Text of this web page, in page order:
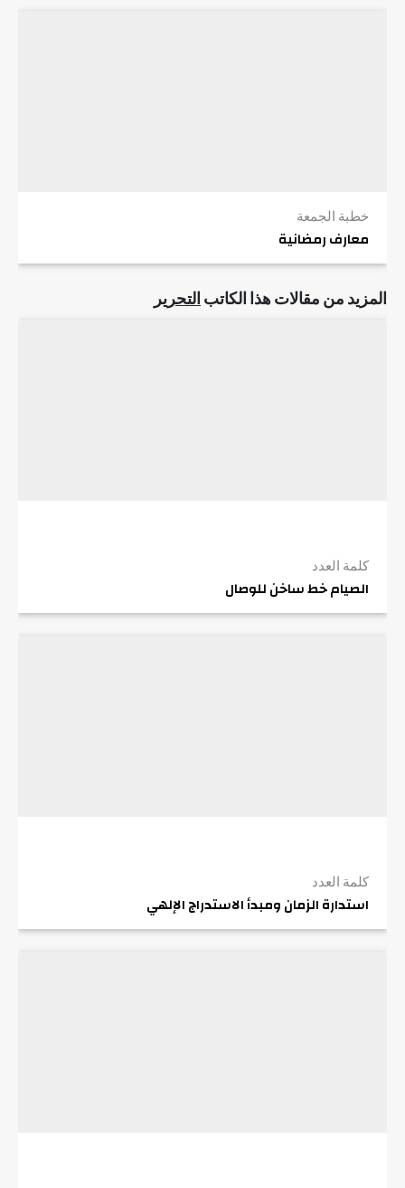
خطبة الجمعة
معارف رمضانية
المزيد من مقالات هذا الكاتب التحرير
كلمة العدد
الصيام خط ساخن للوصال
كلمة العدد
استدارة الزمان ومبدأ الاستدراج الإلهي